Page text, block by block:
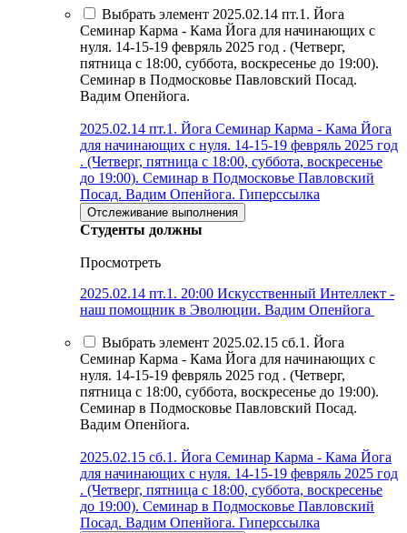
Выбрать элемент 2025.02.14 пт.1. Йога
Семинар Карма - Кама Йога для начинающих с
нуля. 14-15-19 февряль 2025 год . (Четверг,
пятница с 18:00, суббота, воскресенье до 19:00).
Семинар в Подмосковье Павловский Посад.
Вадим Опенйога.
2025.02.14 пт.1. Йога Семинар Карма - Кама Йога
для начинающих с нуля. 14-15-19 февряль 2025 год
. (Четверг, пятница с 18:00, суббота, воскресенье
до 19:00). Семинар в Подмосковье Павловский
Посад. Вадим Опенйога. Гиперссылка
Отслеживание выполнения
Студенты должны
Просмотреть
2025.02.14 пт.1. 20:00 Искусственный Интеллект -
наш помощник в Эволюции. Вадим Опенйога
Выбрать элемент 2025.02.15 сб.1. Йога
Семинар Карма - Кама Йога для начинающих с
нуля. 14-15-19 февряль 2025 год . (Четверг,
пятница с 18:00, суббота, воскресенье до 19:00).
Семинар в Подмосковье Павловский Посад.
Вадим Опенйога.
2025.02.15 сб.1. Йога Семинар Карма - Кама Йога
для начинающих с нуля. 14-15-19 февряль 2025 год
. (Четверг, пятница с 18:00, суббота, воскресенье
до 19:00). Семинар в Подмосковье Павловский
Посад. Вадим Опенйога. Гиперссылка